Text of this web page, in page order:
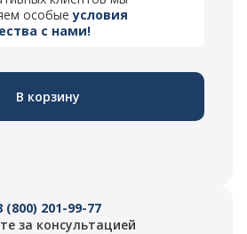
особыеусловия
с нами!
В корзину
(800) 201-99-77
за консультацией